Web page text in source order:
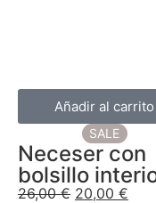
Añadir al carrito
SALE
Neceser con
bolsillo
26,00€ 20,00 €